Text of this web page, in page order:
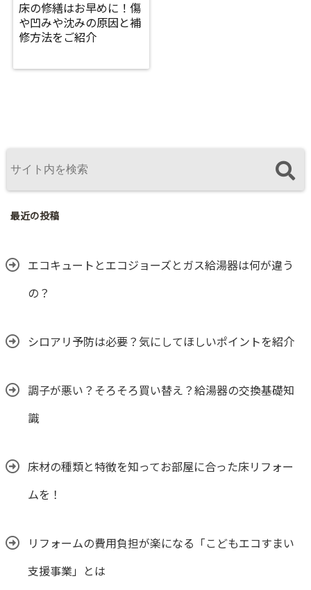
床の修繕はお早めに！傷
や凹みや沈みの原因と補
修方法をご紹介
最近の投稿
エコキュートとエコジョーズとガス給湯器は何が違う
の？
シロアリ予防は必要？気にしてほしいポイントを紹介
調子が悪い？そろそろ買い替え？給湯器の交換基礎知
識
床材の種類と特徴を知ってお部屋に合った床リフォー
ムを！
リフォームの費用負担が楽になる「こどもエコすまい
支援事業」とは